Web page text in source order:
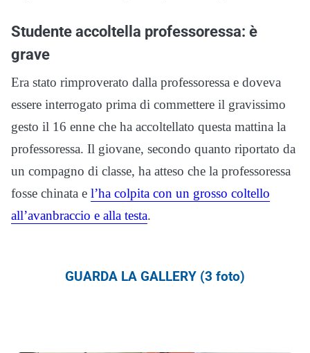
Studente accoltella professoressa: è
grave
Era stato rimproverato dalla professoressa e doveva
essere interrogato prima di commettere il gravissimo
gesto il 16 enne che ha accoltellato questa mattina la
professoressa. Il giovane, secondo quanto riportato da
un compagno di classe, ha atteso che la professoressa
fosse chinata e l’ha colpita con un grosso coltello
all’avanbraccio e alla testa.
GUARDA LA GALLERY (3 foto)